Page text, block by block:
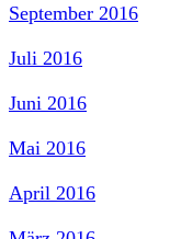
September 2016
Juli 2016
Juni 2016
Mai 2016
April 2016